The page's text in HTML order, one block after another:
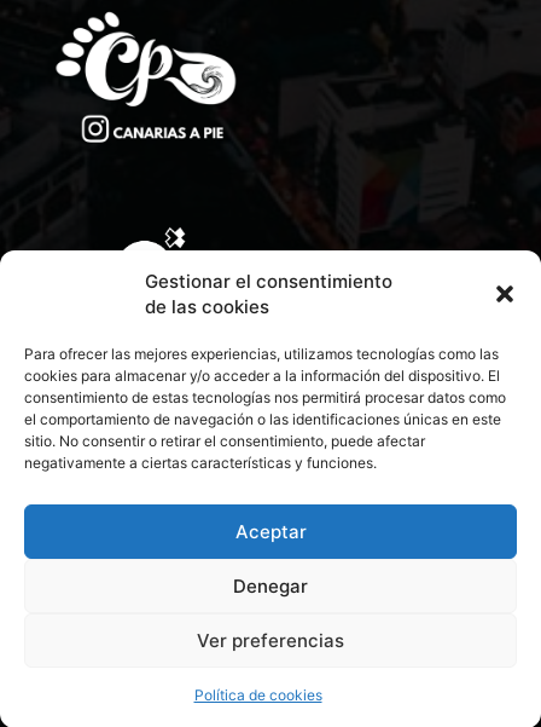
Gestionar el consentimiento
de las cookies
Para ofrecer las mejores experiencias, utilizamos tecnologías como las
cookies para almacenar y/o acceder a la información del dispositivo. El
consentimiento de estas tecnologías nos permitirá procesar datos como
el comportamiento de navegación o las identificaciones únicas en este
sitio. No consentir o retirar el consentimiento, puede afectar
negativamente a ciertas características y funciones.
Aceptar
Denegar
Ver preferencias
Política de cookies
CONTACTA CON NOSOTROS
© 2026 Todos los derechos reservados. Culturamanía